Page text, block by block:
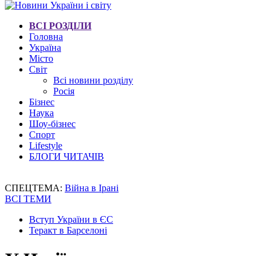
ВСІ РОЗДІЛИ
Головна
Україна
Місто
Світ
Всі новини розділу
Росія
Бізнес
Наука
Шоу-бізнес
Спорт
Lifestyle
БЛОГИ ЧИТАЧІВ
СПЕЦТЕМА: Війна в Ірані
ВСІ ТЕМИ
Вступ України в ЄС
Теракт в Барселоні